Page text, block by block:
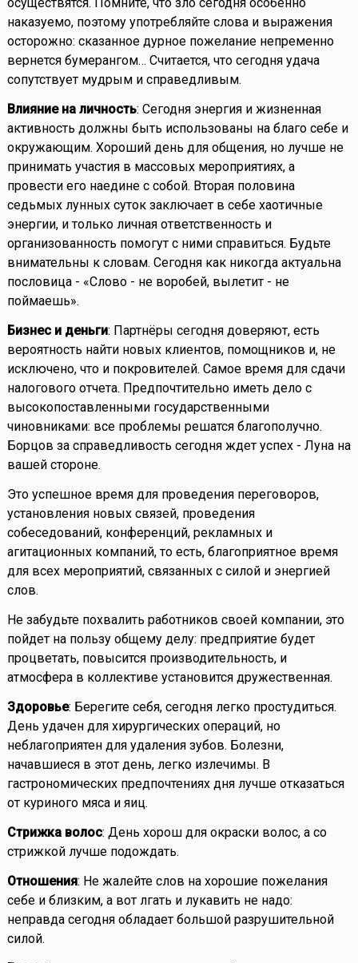
наказуемо, поэтому употребляйте слова и выражения
осторожно: сказанное дурное пожелание непременно
вернется бумерангом… Считается, что сегодня удача
сопутствует мудрым и справедливым.
Влияние на личность: Сегодня энергия и жизненная
активность должны быть использованы на благо себе и
окружающим. Хороший день для общения, но лучше не
принимать участия в массовых мероприятиях, а
провести его наедине с собой. Вторая половина
седьмых лунных суток заключает в себе хаотичные
энергии, и только личная ответственность и
организованность помогут с ними справиться. Будьте
внимательны к словам. Сегодня как никогда актуальна
пословица - «Слово - не воробей, вылетит - не
поймаешь».
Бизнес и деньги: Партнёры сегодня доверяют, есть
вероятность найти новых клиентов, помощников и, не
исключено, что и покровителей. Самое время для сдачи
налогового отчета. Предпочтительно иметь дело с
высокопоставленными государственными
чиновниками: все проблемы решатся благополучно.
Борцов за справедливость сегодня ждет успех - Луна на
вашей стороне.
Это успешное время для проведения переговоров,
установления новых связей, проведения
собеседований, конференций, рекламных и
агитационных компаний, то есть, благоприятное время
для всех мероприятий, связанных с силой и энергией
слов.
Не забудьте похвалить работников своей компании, это
пойдет на пользу общему делу: предприятие будет
процветать, повысится производительность, и
атмосфера в коллективе установится дружественная.
Здоровье: Берегите себя, сегодня легко простудиться.
День удачен для хирургических операций, но
неблагоприятен для удаления зубов. Болезни,
начавшиеся в этот день, легко излечимы. В
гастрономических предпочтениях дня лучше отказаться
от куриного мяса и яиц.
Стрижка волос: День хорош для окраски волос, а со
стрижкой лучше подождать.
Отношения: Не жалейте слов на хорошие пожелания
себе и близким, а вот лгать и лукавить не надо:
неправда сегодня обладает большой разрушительной
силой.